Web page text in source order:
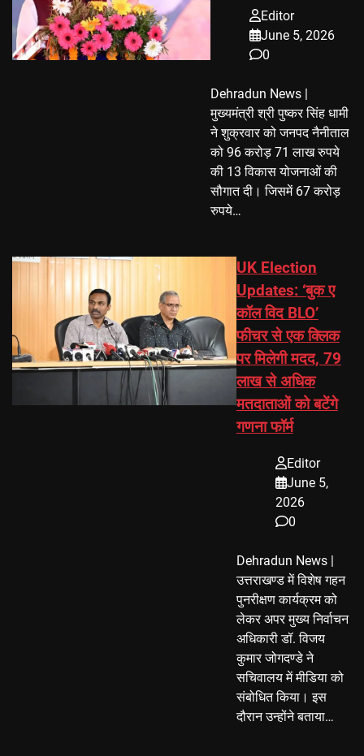
Editor
June 5, 2026
0
Dehradun News |
मुख्यमंत्री श्री पुष्कर सिंह धामी
ने शुक्रवार को जनपद नैनीताल
को 96 करोड़ 71 लाख रुपये
की 13 विकास योजनाओं की
सौगात दी। जिसमें 67 करोड़
रुपये…
UK Election
Updates: ‘बुक ए
कॉल विद BLO’
फीचर से एक क्लिक
पर मिलेगी मदद, 79
लाख से अधिक
मतदाताओं को बटेंगे
गणना फॉर्म
Editor
June 5,
2026
0
Dehradun News |
उत्तराखण्ड में विशेष गहन
पुनरीक्षण कार्यक्रम को
लेकर अपर मुख्य निर्वाचन
अधिकारी डॉ. विजय
कुमार जोगदण्डे ने
सचिवालय में मीडिया को
संबोधित किया। इस
दौरान उन्होंने बताया…